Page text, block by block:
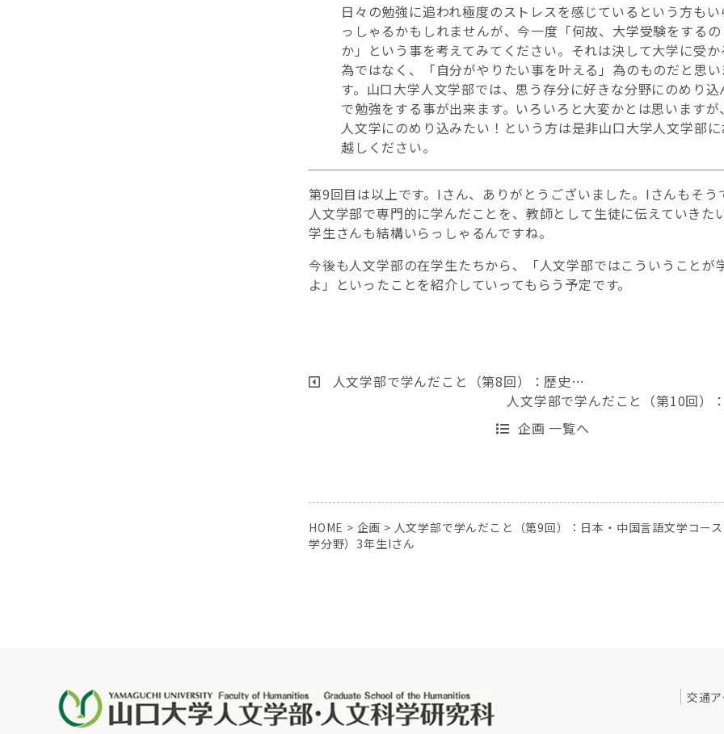
日々の勉強に追われ極度のストレスを感じているという方もい
っしゃるかもしれませんが、今一度「何故、大学受験をするの
か」という事を考えてみてください。それは決して大学に受か
為ではなく、「自分がやりたい事を叶える」為のものだと思い
す。山口大学人文学部では、思う存分に好きな分野にのめり込
で勉強をする事が出来ます。いろいろと大変かとは思いますが、
人文学にのめり込みたい！という方は是非山口大学人文学部に
越しください。
第9回目は以上です。Iさん、ありがとうございました。Iさんもそう
人文学部で専門的に学んだことを、教師として生徒に伝えていきた
学生さんも結構いらっしゃるんですね。
今後も人文学部の在学生たちから、「人文学部ではこういうことが
よ」といったことを紹介していってもらう予定です。
人文学部で学んだこと（第8回）：歴史…
人文学部で学んだこと（第10回）
企画 一覧へ
HOME > 企画 > 人文学部で学んだこと（第9回）：日本・中国言語文学コー
学分野）3年生Iさん
交通